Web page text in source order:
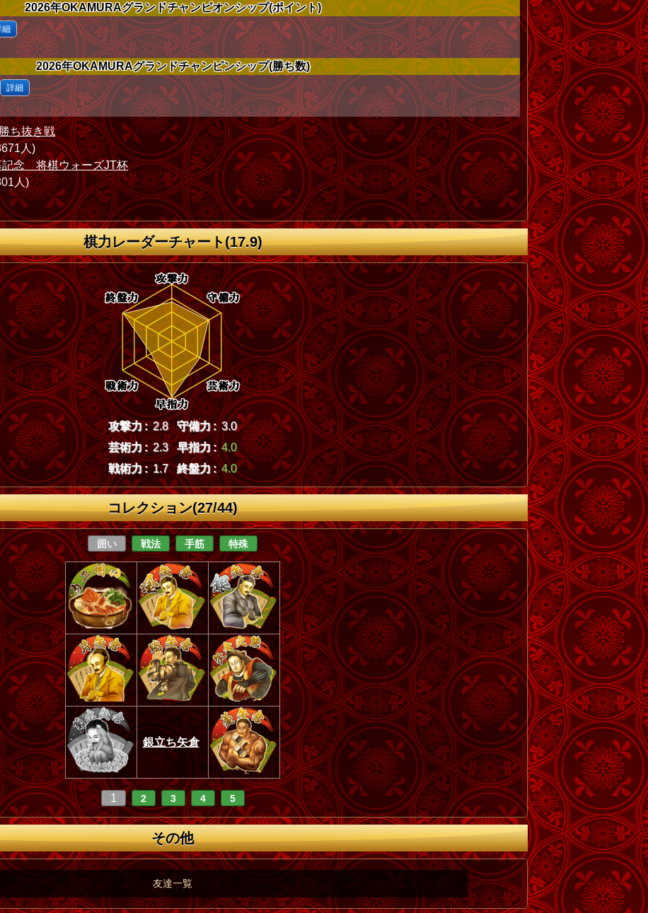
2026年OKAMURAグランドチャンピオンシップ(ポイント)
細
2026年OKAMURAグランドチャンピンシップ(勝ち数)
詳細
ち抜き戦
人)
記念 将棋ウォーズJT杯
人)
棋力レーダーチャート(17.9)
攻撃力 : 2.8 守備力 : 3.0
芸術力 : 2.3 早指力 : 4.0
戦術力 : 1.7 終盤力 : 4.0
コレクション(27/44)
囲い 戦法 手筋 特殊
銀立ち矢倉
1 2 3 4 5
その他
友達一覧